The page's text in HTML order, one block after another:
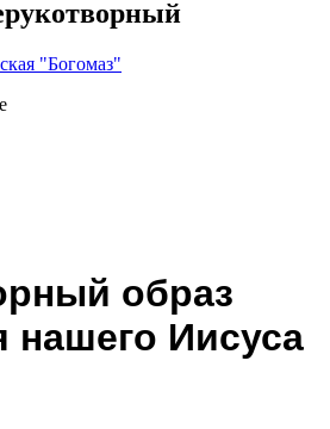
"Богомаз"
образ
нашего Иисуса